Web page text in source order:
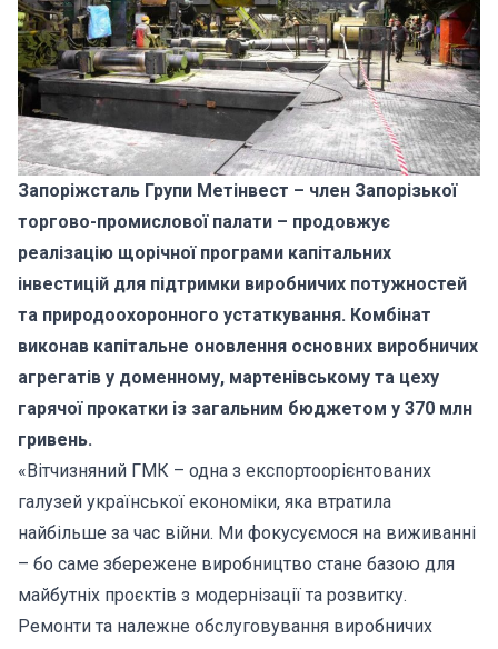
Запоріжсталь Групи Метінвест – член Запорізької
торгово-промислової палати – продовжує
реалізацію щорічної програми капітальних
інвестицій для підтримки виробничих потужностей
та природоохоронного устаткування. Комбінат
виконав капітальне оновлення основних виробничих
агрегатів у доменному, мартенівському та цеху
гарячої прокатки із загальним бюджетом у 370 млн
гривень.
«Вітчизняний ГМК – одна з експортоорієнтованих
галузей української економіки, яка втратила
найбільше за час війни. Ми фокусуємося на виживанні
– бо саме збережене виробництво стане базою для
майбутніх проєктів з модернізації та розвитку.
Ремонти та належне обслуговування виробничих